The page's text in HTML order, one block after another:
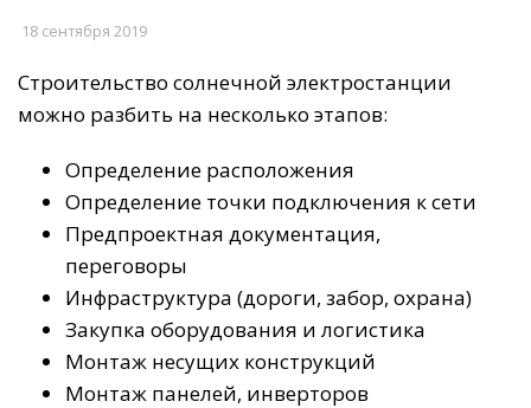
18 сентября 2019
Строительство солнечной электростанции
можно разбить на несколько этапов:
Определение расположения
Определение точки подключения к сети
Предпроектная документация,
переговоры
Инфраструктура (дороги, забор, охрана)
Закупка оборудования и логистика
Монтаж несущих конструкций
Монтаж панелей, инверторов